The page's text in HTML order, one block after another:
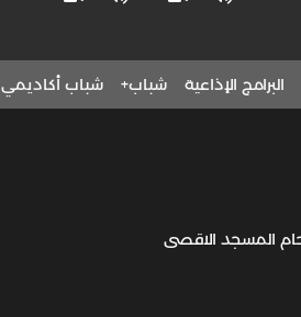
البرامج الإذاعية شباب+ شباب أكاديمي